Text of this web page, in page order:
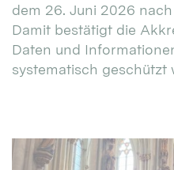
dem 26. Juni 2026
Damit bestätigt die
Daten und
systematisch geschützt